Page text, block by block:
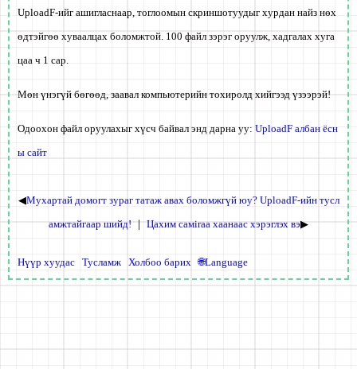
UploadF-ийг ашигласнаар, тоглоомын скриншотуудыг хурдан найз нөх
өдтэйгөө хуваалцах боломжтой. 100 файл зэрэг оруулж, хадгалах хуга
цаа ч 1 сар.
Мөн үнэгүй бөгөөд, заавал компьютерийн тохиролд хийгээд үзээрэй!
Одоохон файл оруулахыг хүсч байвал энд дарна уу: UploadF албан ёсн
ы сайт
◀Мухартай домогт зураг татаж авах боломжгүй юу? UploadF-ийн тусл
амжтайгаар шийд! ｜ Цахим самiraa хаанаас хэрэглэх вэ▶
Нүүр хуудас Тусламж Холбоо барих 🌐Language